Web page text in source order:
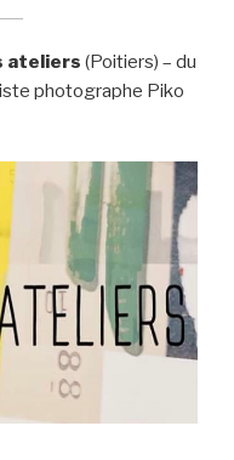
ateliers (Poitiers) – du
photographe Piko